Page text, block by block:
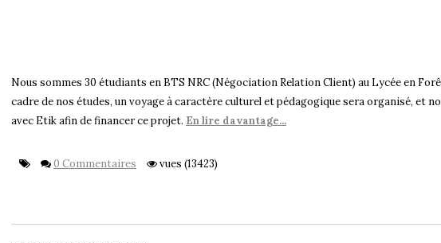
Nous sommes 30 étudiants en BTS NRC (Négociation Relation Client) au Lycée en
cadre de nos études, un voyage à caractère culturel et pédagogique sera organisé, et
avec Etik afin de financer ce projet. En lire davantage...
0 Commentaires vues (13423)